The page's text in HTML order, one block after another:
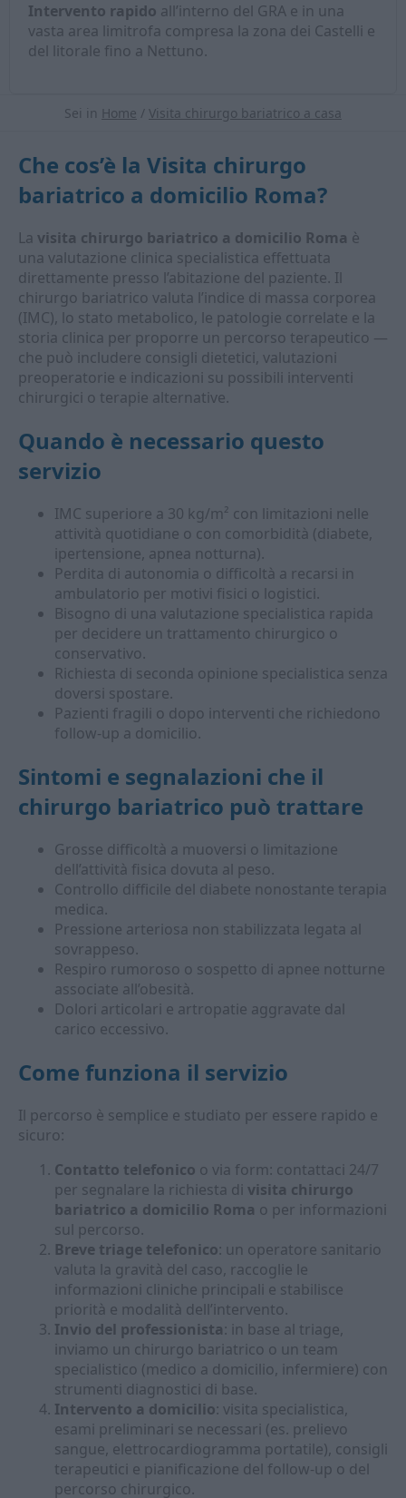
Intervento rapido all’interno del GRA e in una
vasta area limitrofa compresa la zona dei Castelli e
del litorale fino a Nettuno.
Sei in Home / Visita chirurgo bariatrico a casa
Che cos’è la Visita chirurgo
bariatrico a domicilio Roma?
La visita chirurgo bariatrico a domicilio Roma è
una valutazione clinica specialistica effettuata
direttamente presso l’abitazione del paziente. Il
chirurgo bariatrico valuta l’indice di massa corporea
(IMC), lo stato metabolico, le patologie correlate e la
storia clinica per proporre un percorso terapeutico —
che può includere consigli dietetici, valutazioni
preoperatorie e indicazioni su possibili interventi
chirurgici o terapie alternative.
Quando è necessario questo
servizio
IMC superiore a 30 kg/m² con limitazioni nelle
attività quotidiane o con comorbidità (diabete,
ipertensione, apnea notturna).
Perdita di autonomia o difficoltà a recarsi in
ambulatorio per motivi fisici o logistici.
Bisogno di una valutazione specialistica rapida
per decidere un trattamento chirurgico o
conservativo.
Richiesta di seconda opinione specialistica senza
doversi spostare.
Pazienti fragili o dopo interventi che richiedono
follow-up a domicilio.
Sintomi e segnalazioni che il
chirurgo bariatrico può trattare
Grosse difficoltà a muoversi o limitazione
dell’attività fisica dovuta al peso.
Controllo difficile del diabete nonostante terapia
medica.
Pressione arteriosa non stabilizzata legata al
sovrappeso.
Respiro rumoroso o sospetto di apnee notturne
associate all’obesità.
Dolori articolari e artropatie aggravate dal
carico eccessivo.
Come funziona il servizio
Il percorso è semplice e studiato per essere rapido e
sicuro:
Contatto telefonico o via form: contattaci 24/7
per segnalare la richiesta di visita chirurgo
bariatrico a domicilio Roma o per informazioni
sul percorso.
Breve triage telefonico: un operatore sanitario
valuta la gravità del caso, raccoglie le
informazioni cliniche principali e stabilisce
priorità e modalità dell’intervento.
Invio del professionista: in base al triage,
inviamo un chirurgo bariatrico o un team
specialistico (medico a domicilio, infermiere) con
strumenti diagnostici di base.
Intervento a domicilio: visita specialistica,
esami preliminari se necessari (es. prelievo
sangue, elettrocardiogramma portatile), consigli
terapeutici e pianificazione del follow-up o del
percorso chirurgico.